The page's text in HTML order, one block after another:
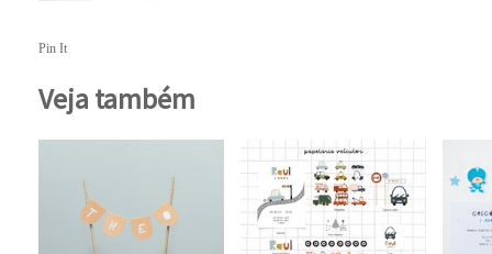
Pin It
Veja também